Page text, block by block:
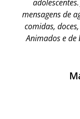
mensagens de
comidas,
Animados e de